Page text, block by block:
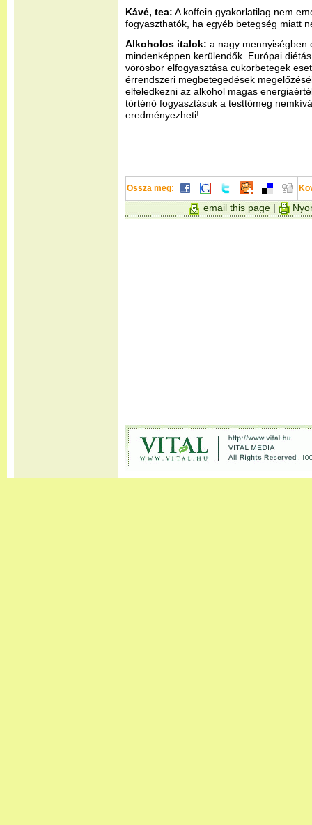
Kávé, tea: A koffein gyakorlatilag nem
fogyaszthatók, ha egyéb betegség miatt
Alkoholos italok: a nagy mennyiségben
mindenképpen kerülendők. Európai
vörösbor elfogyasztása cukorbetegek
érrendszeri megbetegedések
elfeledkezni az alkohol magas
történő fogyasztásuk a testtömeg
eredményezheti!
Ossza meg:
email this page |